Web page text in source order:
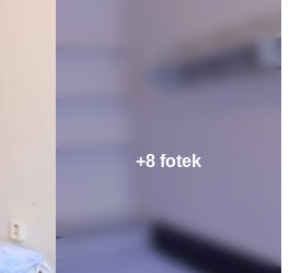
+8 fotek